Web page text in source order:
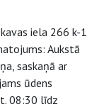
iela 266 k-1
Aukstā
saskaņā ar
ūdens
08:30 līdz